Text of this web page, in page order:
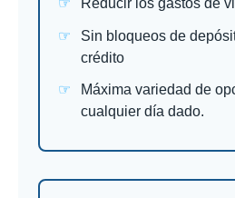
Reducir los gastos de
Sin bloqueos de
crédito
Máxima variedad de
cualquier día dado.